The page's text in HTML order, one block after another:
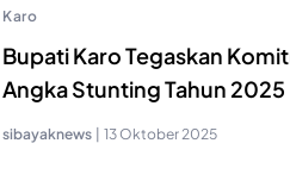
Karo
Bupati Karo Tegaskan
Angka Stunting Tahun 2025
sibayaknews 13 Oktober 2025